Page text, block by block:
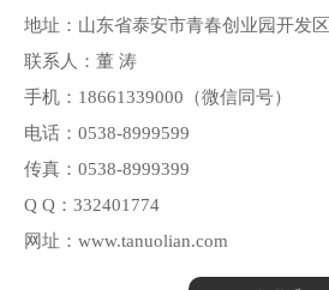
地址：山东省泰安市青春创业园开发区
联系人：董 涛
手机：18661339000（微信同号）
电话：0538-8999599
传真：0538-8999399
Q Q：332401774
网址：www.tanuolian.com